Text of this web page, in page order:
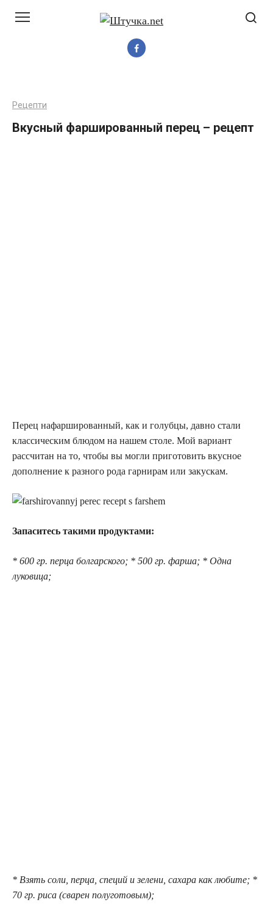
Рецепти
Вкусный фаршированный перец – рецепт
Перец нафаршированный, как и голубцы, давно стали
классическим блюдом на нашем столе. Мой вариант
рассчитан на то, чтобы вы могли приготовить вкусное
дополнение к разного рода гарнирам или закускам.
Запаситесь такими продуктами:
* 600 гр. перца болгарского; * 500 гр. фарша; * Одна
луковица;
* Взять соли, перца, специй и зелени, сахара как любите; *
70 гр. риса (сварен полуготовым);